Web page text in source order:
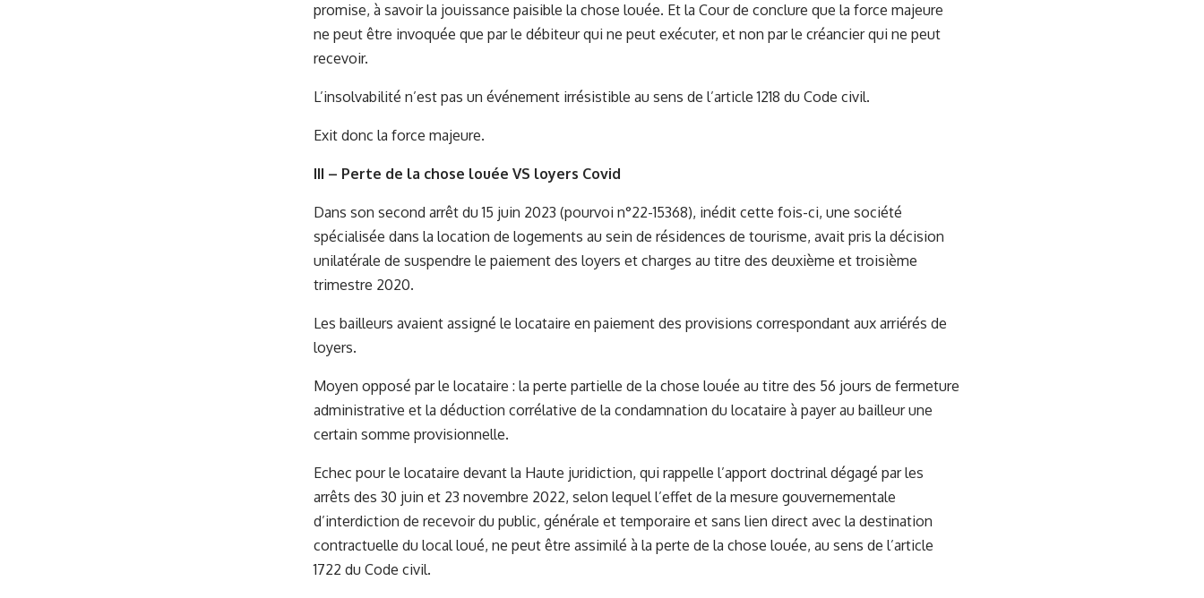
promise, à savoir la jouissance paisible la chose louée. Et la Cour de conclure que la force majeure
ne peut être invoquée que par le débiteur qui ne peut exécuter, et non par le créancier qui ne peut
recevoir.
L’insolvabilité n’est pas un événement irrésistible au sens de l’article 1218 du Code civil.
Exit donc la force majeure.
III – Perte de la chose louée VS loyers Covid
Dans son second arrêt du 15 juin 2023 (pourvoi n°22-15368), inédit cette fois-ci, une société
spécialisée dans la location de logements au sein de résidences de tourisme, avait pris la décision
unilatérale de suspendre le paiement des loyers et charges au titre des deuxième et troisième
trimestre 2020.
Les bailleurs avaient assigné le locataire en paiement des provisions correspondant aux arriérés de
loyers.
Moyen opposé par le locataire : la perte partielle de la chose louée au titre des 56 jours de fermeture
administrative et la déduction corrélative de la condamnation du locataire à payer au bailleur une
certain somme provisionnelle.
Echec pour le locataire devant la Haute juridiction, qui rappelle l’apport doctrinal dégagé par les
arrêts des 30 juin et 23 novembre 2022, selon lequel l’effet de la mesure gouvernementale
d’interdiction de recevoir du public, générale et temporaire et sans lien direct avec la destination
contractuelle du local loué, ne peut être assimilé à la perte de la chose louée, au sens de l’article
1722 du Code civil.